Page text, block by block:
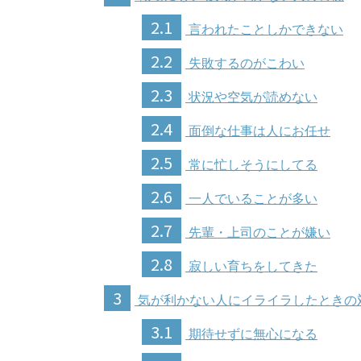
2.1 言われたことしかできない
2.2 失敗するのがこわい
2.3 状況や空気が読めない
2.4 面倒な仕事は人にお任せ
2.5 常に忙しそうにしてる
2.6 一人でいることが多い
2.7 先輩・上司のことが嫌い
2.8 寂しい育ちをしてきた
3 気が利かない人にイライラしたときの
3.1 期待せずに無心になる